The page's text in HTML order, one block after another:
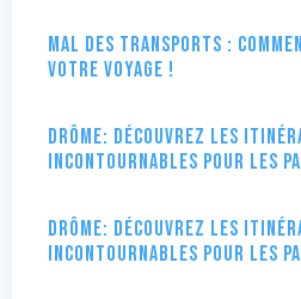
Mal des transports :
votre voyage !
Drôme: Découvrez les
incontournables pour les
Drôme: Découvrez les
incontournables pour les